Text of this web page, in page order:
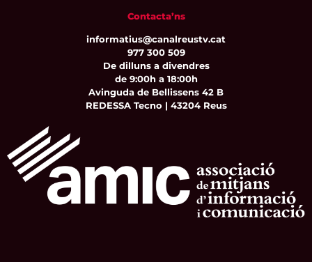
Contacta’ns
informatius@canalreustv.cat
977 300 509
De dilluns a divendres
de 9:00h a 18:00h
Avinguda de Bellissens 42 B
REDESSA Tecno | 43204 Reus